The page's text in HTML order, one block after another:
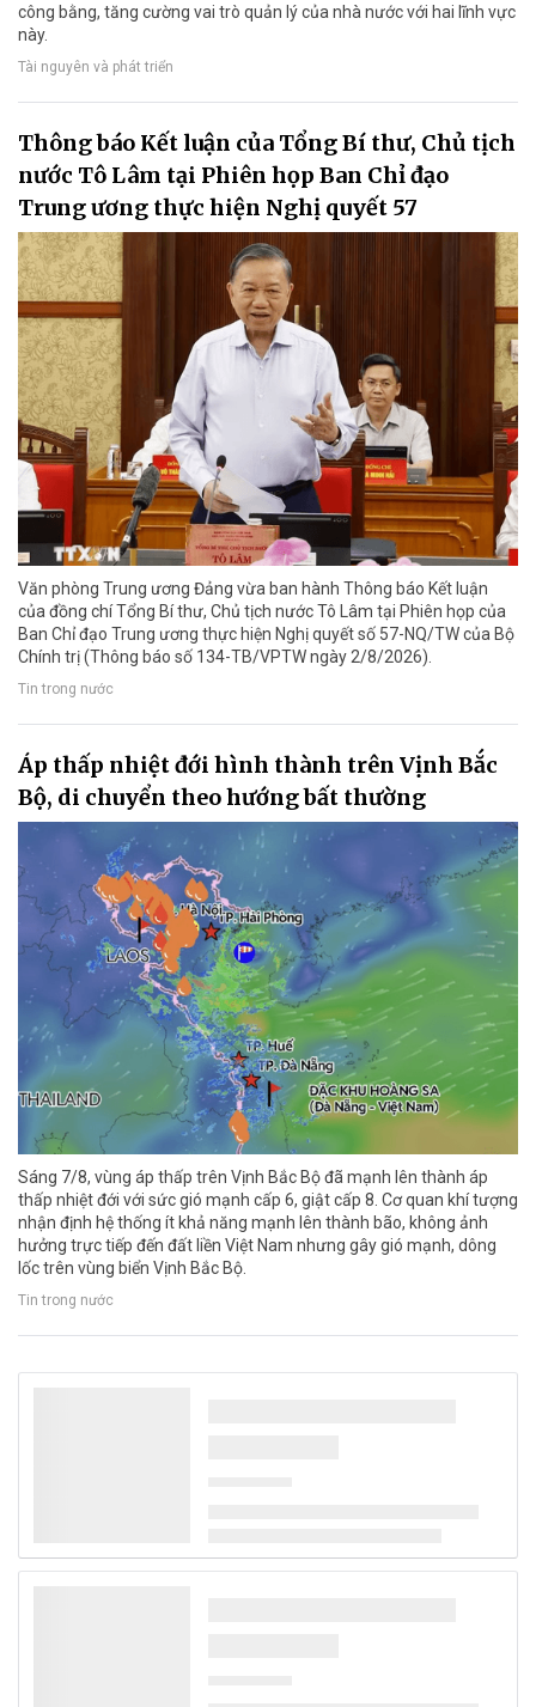
công bằng, tăng cường vai trò quản lý của nhà nước với hai lĩnh vực
này.
Tài nguyên và phát triển
Thông báo Kết luận của Tổng Bí thư, Chủ tịch
nước Tô Lâm tại Phiên họp Ban Chỉ đạo
Trung ương thực hiện Nghị quyết 57
Văn phòng Trung ương Đảng vừa ban hành Thông báo Kết luận
của đồng chí Tổng Bí thư, Chủ tịch nước Tô Lâm tại Phiên họp của
Ban Chỉ đạo Trung ương thực hiện Nghị quyết số 57-NQ/TW của Bộ
Chính trị (Thông báo số 134-TB/VPTW ngày 2/8/2026).
Tin trong nước
Áp thấp nhiệt đới hình thành trên Vịnh Bắc
Bộ, di chuyển theo hướng bất thường
Sáng 7/8, vùng áp thấp trên Vịnh Bắc Bộ đã mạnh lên thành áp
thấp nhiệt đới với sức gió mạnh cấp 6, giật cấp 8. Cơ quan khí tượng
nhận định hệ thống ít khả năng mạnh lên thành bão, không ảnh
hưởng trực tiếp đến đất liền Việt Nam nhưng gây gió mạnh, dông
lốc trên vùng biển Vịnh Bắc Bộ.
Tin trong nước